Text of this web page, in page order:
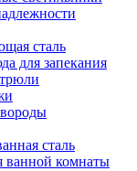
сталь
для запекания
сталь
ванной комнаты